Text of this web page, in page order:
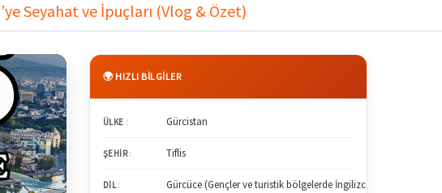
Seyahat ve İpuçları (Vlog & Özet)
🌍 HIZLI BİLGİLER
ÜLKE : Gürcistan
ŞEHIR : Tiflis
DIL: Gürcüce (Gençler ve turistik bölgelerde İngilizce, yaşlı kesimde